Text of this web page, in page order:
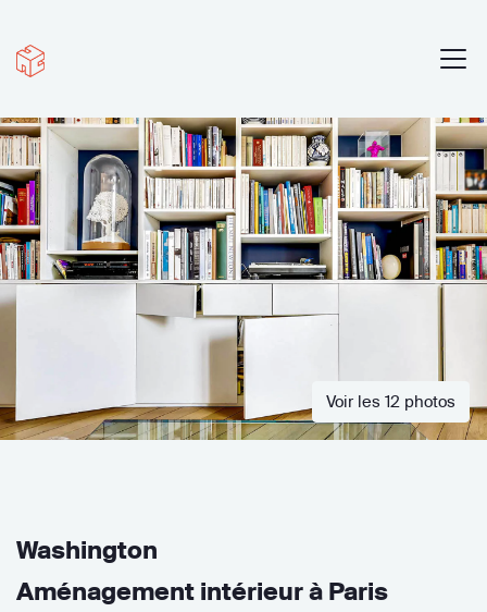
Voir les 12 photos
Washington
Aménagement intérieur à Paris